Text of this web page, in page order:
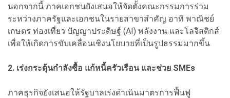
นอกจากนี้ ภาคเอกชนยังเสนอให้จัดตั้งคณะกรรมการร่วม
ระหว่างภาครัฐและเอกชนในรายสาขาสำคัญ อาทิ พาณิชย์
เกษตร ท่องเที่ยว ปัญญาประดิษฐ์ (AI) พลังงาน และโลจิสติกส์
เพื่อให้เกิดการขับเคลื่อนเชิงนโยบายที่เป็นรูปธรรมมากขึ้น
2. เร่งกระตุ้นกำลังซื้อ แก้หนี้ครัวเรือน และช่วย SMEs
ภาคธุรกิจยังเสนอให้รัฐบาลเร่งดำเนินมาตรการฟื้นฟู